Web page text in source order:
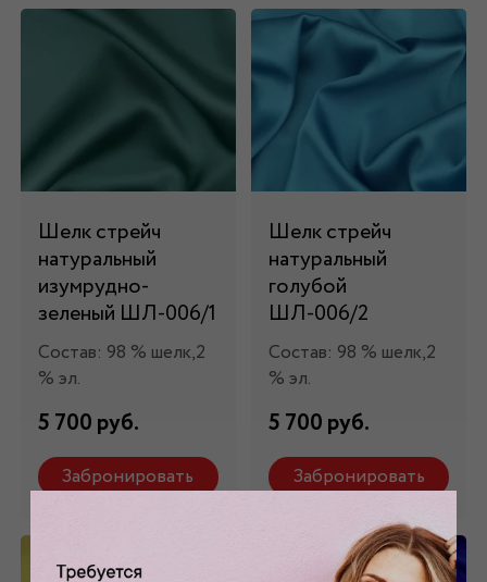
Шелк стрейч
натуральный
изумрудно-
зеленый ШЛ-006/1
Состав: 98 % шелк,2
% эл.
5 700 руб.
Забронировать
Шелк стрейч
натуральный
голубой
ШЛ-006/2
Состав: 98 % шелк,2
% эл.
5 700 руб.
Забронировать